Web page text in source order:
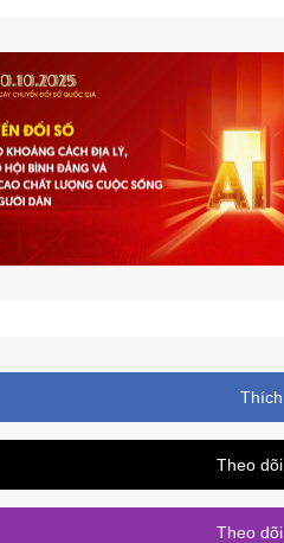
Thích
Theo dõi
Theo dõi